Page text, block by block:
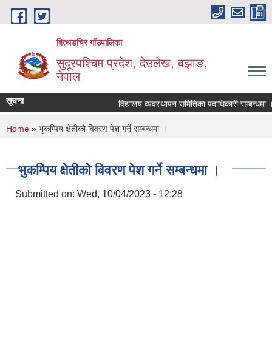
Skip to main content
बित्थडचिर गाँउपालिका
सुदूरपश्चिम प्रदेश, देउलेख, बझाङ,
नेपाल
सूचना विद्यालय व्यवस्थापन समितिका पदाधिकारी सम्बन्धमा ।
You are here
Home » भुकम्पिय क्षेतीको विवरण पेश गर्ने सम्बन्धमा ।
भुकम्पिय क्षेतीको विवरण पेश गर्ने सम्बन्धमा ।
Submitted on: Wed, 10/04/2023 - 12:28